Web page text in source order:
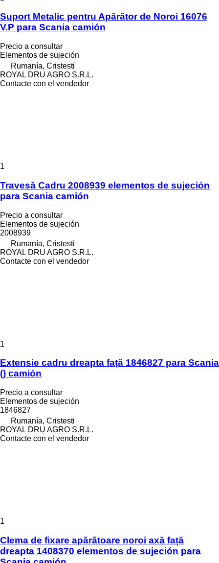
Suport Metalic pentru Apărător de Noroi 16076
V.P para Scania camión
Precio a consultar
Elementos de sujeción
Rumanía, Cristesti
ROYAL DRU AGRO S.R.L.
Contacte con el vendedor
1
Travesă Cadru 2008939 elementos de sujeción
para Scania camión
Precio a consultar
Elementos de sujeción
2008939
Rumanía, Cristesti
ROYAL DRU AGRO S.R.L.
Contacte con el vendedor
1
Extensie cadru dreapta față 1846827 para Scania
() camión
Precio a consultar
Elementos de sujeción
1846827
Rumanía, Cristesti
ROYAL DRU AGRO S.R.L.
Contacte con el vendedor
1
Clema de fixare apărătoare noroi axă față
dreapta 1408370 elementos de sujeción para